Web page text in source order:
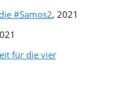
#Samos2, 2021
für die vier